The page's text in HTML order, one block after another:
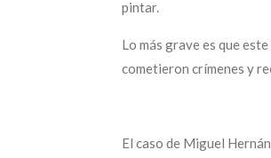
pintar.
Lo más grave es que
cometieron crímenes y
El caso de Miguel